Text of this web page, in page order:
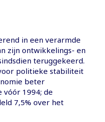
in een verarmde
zijn ontwikkelings- en
teruggekeerd.
politieke stabiliteit
beter
1994; de
7,5% over het